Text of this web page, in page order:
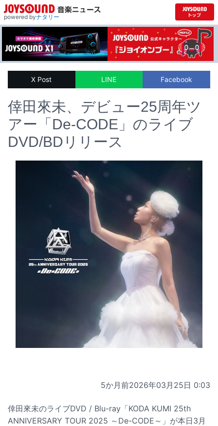
powered byナタリー
X Post LINE Facebook
倖田來未、デビュー25周年ツ
アー「De-CODE」のライブ
DVD/BDリリース
5か月前2026年03月25日 0:03
倖田來未のライブDVD / Blu-ray「KODA KUMI 25th
ANNIVERSARY TOUR 2025 ～De-CODE～」が本日3月